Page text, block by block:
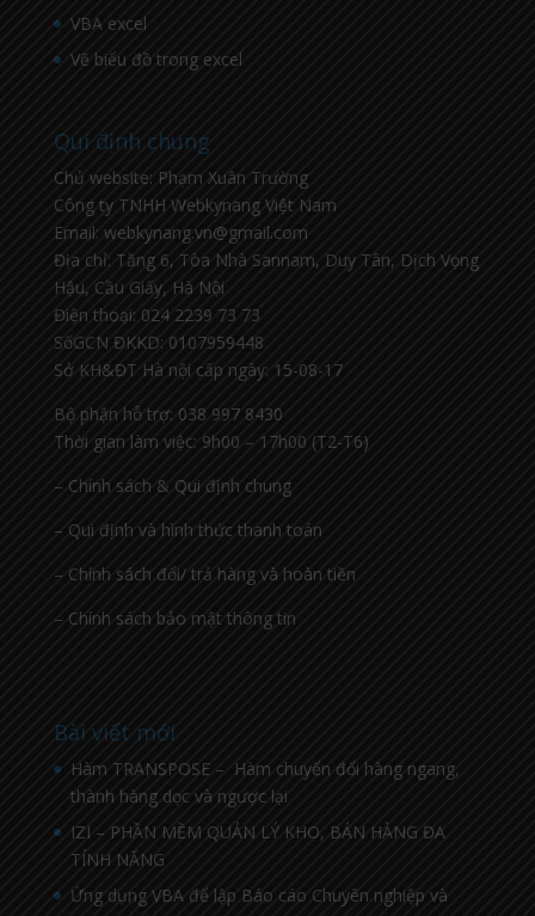
VBA excel
Vẽ biểu đồ trong excel
Qui định chung
Chủ website: Phạm Xuân Trường
Công ty TNHH Webkynang Việt Nam
Email: webkynang.vn@gmail.com
Địa chỉ: Tầng 6, Tòa Nhà Sannam, Duy Tân, Dịch Vọng
Hậu, Cầu Giấy, Hà Nội
Điện thoại: 024 2239 73 73
SốGCN ĐKKD: 0107959448
Sở KH&ĐT Hà nội cấp ngày: 15-08-17
Bộ phận hỗ trợ: 038 997 8430
Thời gian làm việc: 9h00 – 17h00 (T2-T6)
– Chính sách & Qui định chung
– Qui định và hình thức thanh toán
– Chính sách đổi/ trả hàng và hoàn tiền
– Chính sách bảo mật thông tin
Bài viết mới
Hàm TRANSPOSE – Hàm chuyển đổi hàng ngang,
thành hàng dọc và ngược lại
IZI – PHẦN MỀM QUẢN LÝ KHO, BÁN HÀNG ĐA
TÍNH NĂNG
Ứng dụng VBA để lập Báo cáo Chuyên nghiệp và